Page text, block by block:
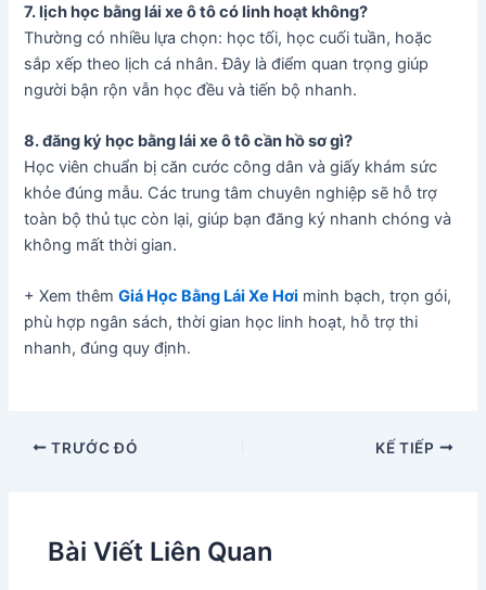
7. lịch học bằng lái xe ô tô có linh hoạt không?
Thường có nhiều lựa chọn: học tối, học cuối tuần, hoặc
sắp xếp theo lịch cá nhân. Đây là điểm quan trọng giúp
người bận rộn vẫn học đều và tiến bộ nhanh.
8. đăng ký học bằng lái xe ô tô cần hồ sơ gì?
Học viên chuẩn bị căn cước công dân và giấy khám sức
khỏe đúng mẫu. Các trung tâm chuyên nghiệp sẽ hỗ trợ
toàn bộ thủ tục còn lại, giúp bạn đăng ký nhanh chóng và
không mất thời gian.
+ Xem thêmGiá Học Bằng Lái Xe Hơi minh bạch, trọn gói,
phù hợp ngân sách, thời gian học linh hoạt, hỗ trợ thi
nhanh, đúng quy định.
TRƯỚC ĐÓ KẾ TIẾP
Bài Viết Liên Quan